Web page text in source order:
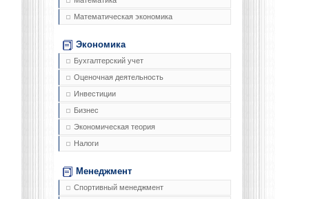
Математическая экономика
Экономика
Бухгалтерский учет
Оценочная деятельность
Инвестиции
Бизнес
Экономическая теория
Налоги
Менеджмент
Спортивный менеджмент